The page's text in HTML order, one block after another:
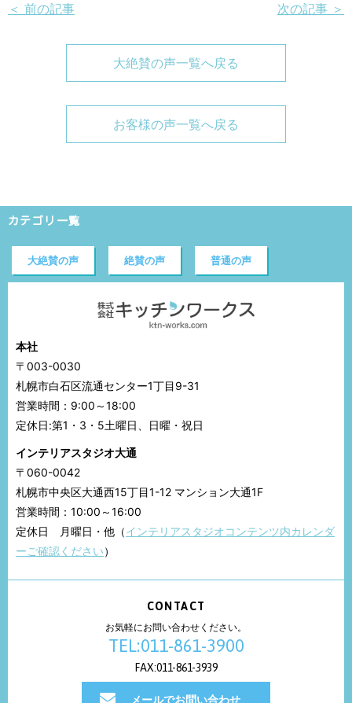
＜ 前の記事 次の記事 ＞
大絶賛の声一覧へ戻る
お客様の声一覧へ戻る
カテゴリ一覧
大絶賛の声 絶賛の声 普通の声
本社
〒003-0030
札幌市白石区流通センター1丁目9-31
営業時間：9:00～18:00
定休日:第1・3・5土曜日、日曜・祝日
インテリアスタジオ大通
〒060-0042
札幌市中央区大通西15丁目1-12 マンション大通1F
営業時間：10:00～16:00
定休日 月曜日・他（インテリアスタジオコンテンツ内カレンダ
ーご確認ください）
CONTACT
お気軽にお問い合わせください。
TEL:011-861-3900
FAX:011-861-3939
メールでお問い合わせ